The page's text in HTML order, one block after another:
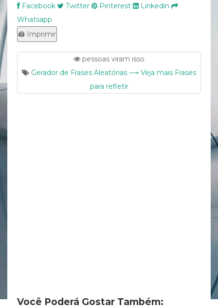
Facebook
Twitter Pinterest
Linkedin
Whatsapp
pessoas viram isso
Gerador de Frases Aleatórias ⟶ Veja mais Frases
para refletir
Você Poderá Gostar Também: